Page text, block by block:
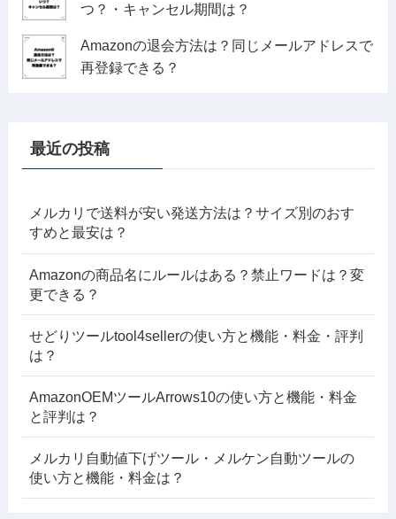
つ？・キャンセル期間は？
Amazonの退会方法は？同じメールアドレスで
再登録できる？
最近の投稿
メルカリで送料が安い発送方法は？サイズ別のおす
すめと最安は？
Amazonの商品名にルールはある？禁止ワードは？変
更できる？
せどりツールtool4sellerの使い方と機能・料金・評判
は？
AmazonOEMツールArrows10の使い方と機能・料金
と評判は？
メルカリ自動値下げツール・メルケン自動ツールの
使い方と機能・料金は？